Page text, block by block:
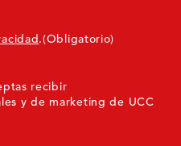
.(Obligatorio)
recibir
y de marketing de UCC